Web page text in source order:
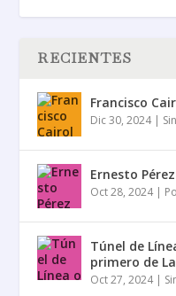
RECIENTES
Francisco
Dic 30, 2024|
Ernesto
Oct 28, 2024|
Túnel de
primero de
Oct 27, 2024|